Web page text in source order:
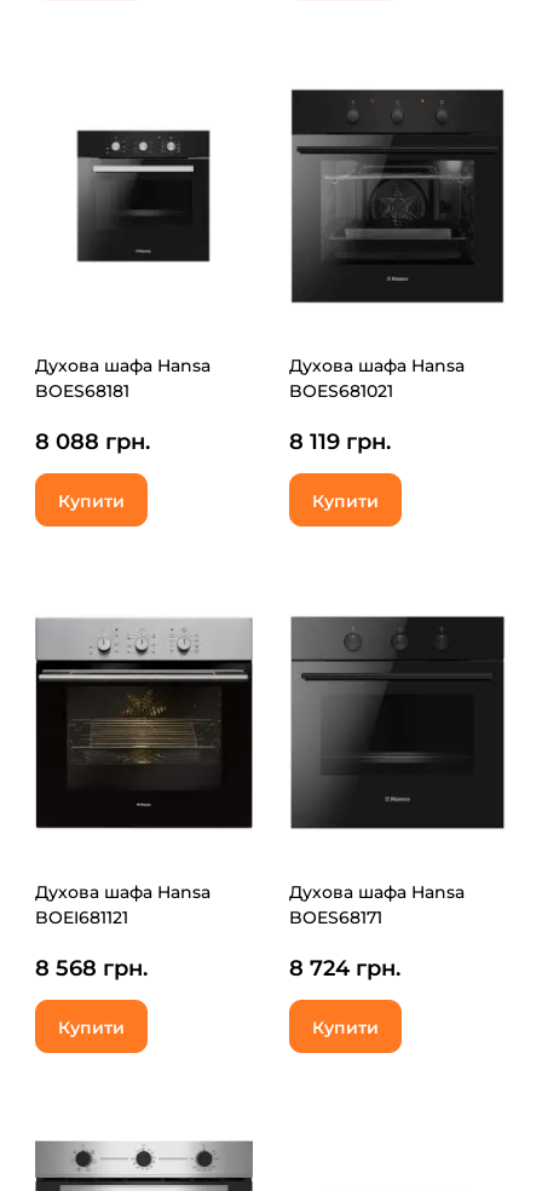
Духова шафа Hansa
BOES68181
8 088 грн.
Купити
Духова шафа Hansa
BOES681021
8 119 грн.
Купити
Духова шафа Hansa
BOEI681121
8 568 грн.
Купити
Духова шафа Hansa
BOES68171
8 724 грн.
Купити